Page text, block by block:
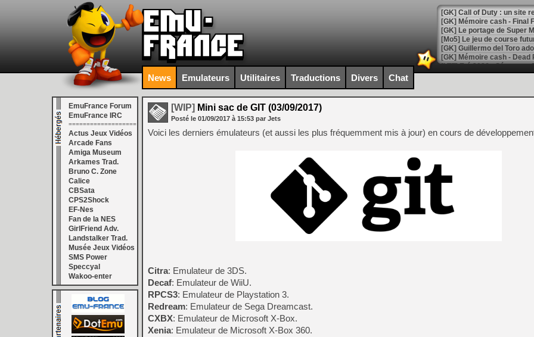
[GK] Le portage de Super
[Mo5] Le jeu de course
[GK] Guillermo del Toro
[LTF] Eté 2026 - Séquence
[GK] Mistfall Hunter :
[GK] Wo Long 2 évolue
[GK] Crossfire : un TPS à
[LS] [PS5] Premiers
[Mo5] DOOM arrive en
[GK] Bethesda fête les 30
[GK] Roblox : l'action en
[GK] Agenda - GeForce
[LS] [PS5] ps5-y2jb-
[GK] Pourquoi Marvel
[GK] GTA 6 : Rockstar
[GK] Hot Wheels Infinite
[GK] Mémoire cash -
[GK] Résultats Nintendo :
[GK] Déjà des
News Emulateurs Utilitaires Traductions Divers Chat
EmuFrance Forum
EmuFrance IRC
===================
Actus Jeux Vidéos
Arcade Fans
Amiga Museum
Arkames Trad.
Bruno C. Zone
Calice
CBSata
CPS2Shock
EF-Nes
Fan de la NES
GirlFriend Adv.
Landstalker Trad.
Musée Jeux Vidéos
SMS Power
Speccyal
Wakoo-enter
[WIP] Mini sac de GIT (03/09/2017)
Posté le 01/09/2017 à 15:53 par Jets
Voici les derniers émulateurs (et aussi les plus fréquemment mis à jour) en cours de
Citra: Emulateur de 3DS.
Decaf: Emulateur de WiiU.
RPCS3: Emulateur de Playstation 3.
Redream: Emulateur de Sega Dreamcast.
CXBX: Emulateur de Microsoft X-Box.
Xenia: Emulateur de Microsoft X-Box 360.